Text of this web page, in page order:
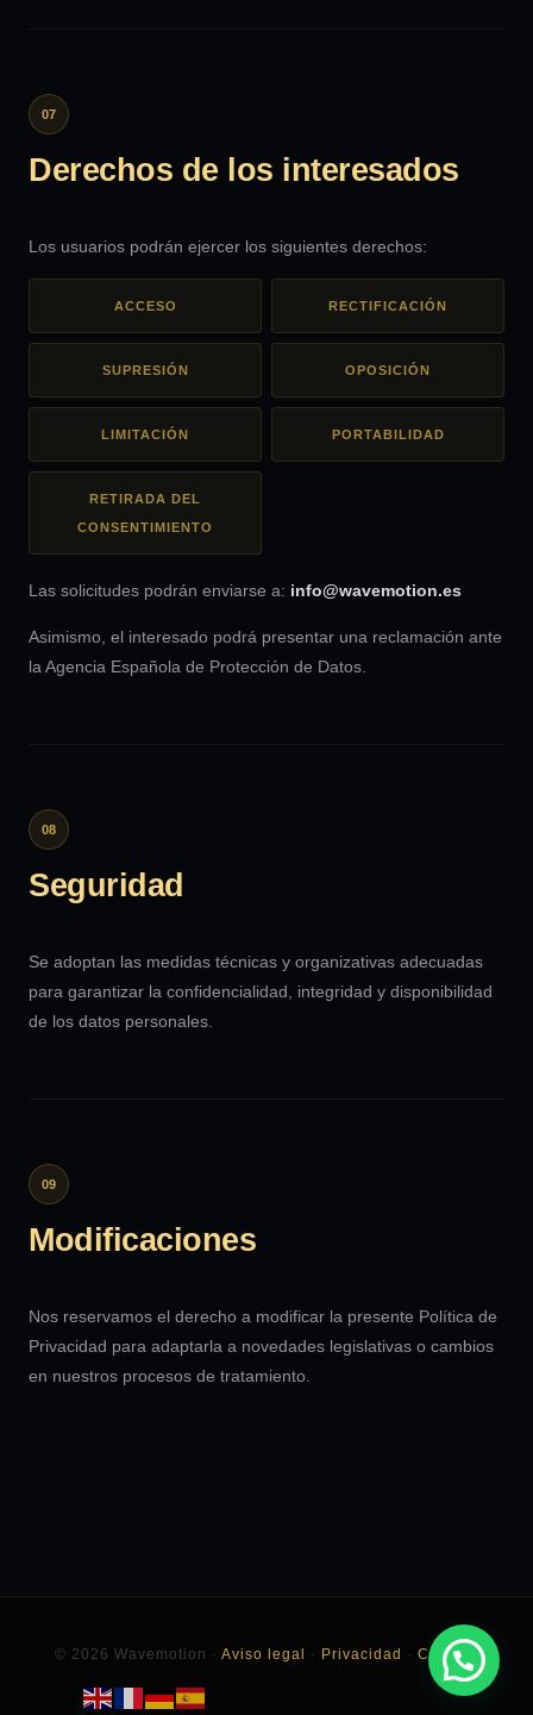
07
Derechos de los interesados
Los usuarios podrán ejercer los siguientes derechos:
ACCESO RECTIFICACIÓN
SUPRESIÓN OPOSICIÓN
LIMITACIÓN PORTABILIDAD
RETIRADA DEL
CONSENTIMIENTO
Las solicitudes podrán enviarse a: info@wavemotion.es
Asimismo, el interesado podrá presentar una reclamación ante
la Agencia Española de Protección de Datos.
08
Seguridad
Se adoptan las medidas técnicas y organizativas adecuadas
para garantizar la confidencialidad, integridad y disponibilidad
de los datos personales.
09
Modificaciones
Nos reservamos el derecho a modificar la presente Política de
Privacidad para adaptarla a novedades legislativas o cambios
en nuestros procesos de tratamiento.
© 2026 Wavemotion · Aviso legal · Privacidad · Cookies